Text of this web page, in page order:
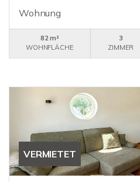
Wohnung
82 m²
WOHNFLÄCHE
3
ZIMMER
VERMIETET